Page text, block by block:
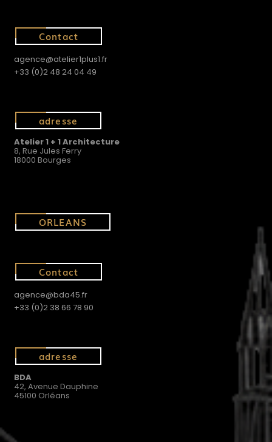
Contact
agence@atelier1plus1.fr
+33 (0)2 48 24 04 49
adresse
Atelier 1 + 1 Architecture
8, Rue Jules Ferry
18000 Bourges
ORLEANS
Contact
agence@bda45.fr
+33 (0)2 38 66 78 90
adresse
BDA
42, Avenue Dauphine
45100 Orléans